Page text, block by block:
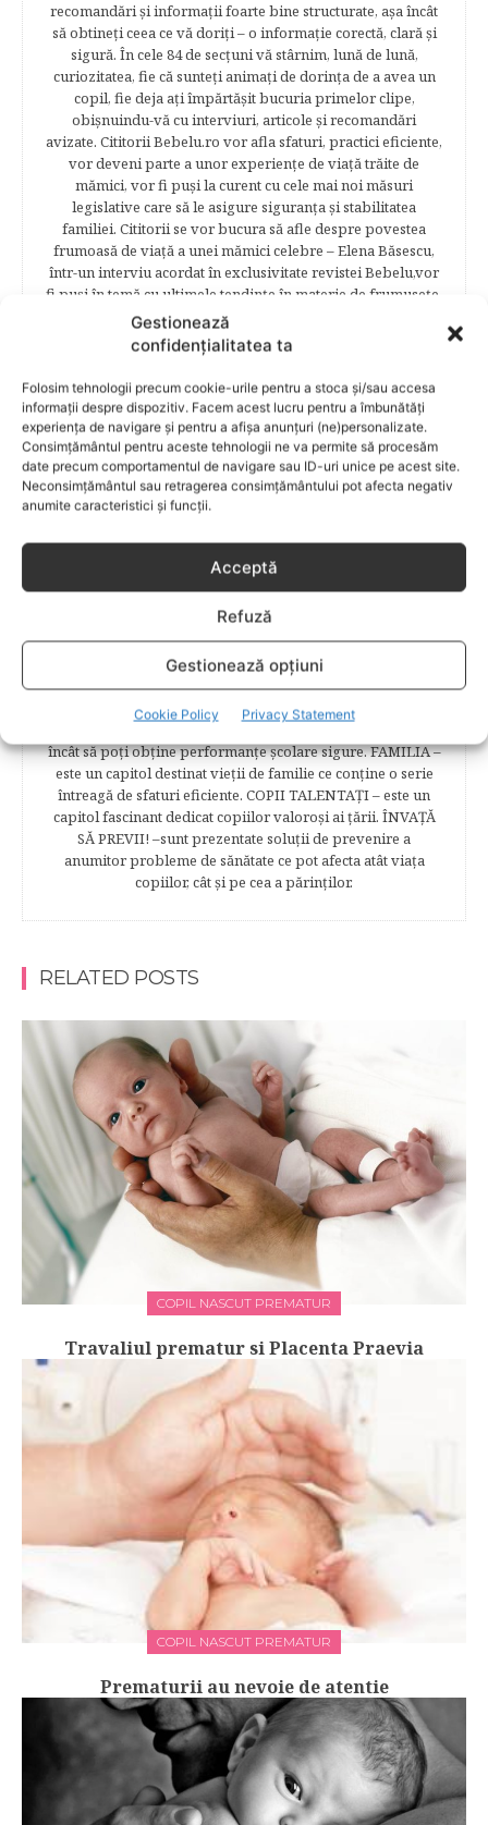
Gestionează
confidențialitatea ta
Folosim tehnologii precum cookie-urile pentru a stoca și/sau accesa
informații despre dispozitiv. Facem acest lucru pentru a îmbunătăți
experiența de navigare și pentru a afișa anunțuri (ne)personalizate.
Consimțământul pentru aceste tehnologii ne va permite să procesăm
date precum comportamentul de navigare sau ID-uri unice pe acest site.
Neconsimțământul sau retragerea consimțământului pot afecta negativ
anumite caracteristici și funcții.
Acceptă
Refuză
Gestionează opțiuni
Cookie Policy Privacy Statement
recomandări şi informaţii foarte bine structurate, aşa încât
să obtineţi ceea ce vă doriţi – o informaţie corectă, clară şi
sigură. În cele 84 de secțuni vă stârnim, lună de lună,
curiozitatea, fie că sunteţi animaţi de dorinţa de a avea un
copil, fie deja aţi împărtăşit bucuria primelor clipe,
obişnuindu-vă cu interviuri, articole şi recomandări
avizate. Cititorii Bebelu.ro vor afla sfaturi, practici eficiente,
vor deveni parte a unor experienţe de viaţă trăite de
mămici, vor fi puşi la curent cu cele mai noi măsuri
legislative care să le asigure siguranţa şi stabilitatea
familiei. Cititorii se vor bucura să afle despre povestea
frumoasă de viață a unei mămici celebre – Elena Băsescu,
într-un interviu acordat în exclusivitate revistei Bebelu,vor
fi puşi în temă cu ultimele tendinţe în materie de frumuseţe,
diete şi modă parcurgând atent şi rubricile permanente
începând cu: Rubrici: PĂRINŢI CELEBRI – Cele mai
cunoscute personalităţi mondene vor fi alături de tine
pentru a te îndruma, oferindu-ţi un sfat din experienţa lor
de părinte. SARCINA ŞI NAŞTEREA – este un capitol
destinat celor 9 luni de viaţă intrauterină. Vor fi prezentate
informaţii referitoare la simptomatologia primelor zile de
sarcină, evoluţia fătului pe parcursul celor nouă luni,
analize necesare, alimentaţie, sănătate, pregătire pentru
naştere. Tot aici puteti găsi informaţii preţioase dedicate
Alăptarea, scorul Apgar, îngrijirea bontului ombilical,
prima băiţă, diversificarea sunt doar câteva dintre cele mai
captivante subcategorii. COPILUL 1-6 ANI – este un capitol
dedicat creşterii şi îngrijirii copilului din primul an şi până
la vârsta şcolară. Mămicile vor reuşi să afle cum anume să
se descurce cu propriul copil, cum să îl îngrijească în aşa fel
încât să crească perfect sănătos. EDUCAŢIE – este un capitol
captivant în care poţi afla cum să îţi educi copilul în aşa fel
încât să poţi obţine performanţe şcolare sigure. FAMILIA –
este un capitol destinat vieţii de familie ce conţine o serie
întreagă de sfaturi eficiente. COPII TALENTAŢI – este un
capitol fascinant dedicat copiilor valoroși ai țării. ÎNVAŢĂ
SĂ PREVII! –sunt prezentate soluţii de prevenire a
anumitor probleme de sănătate ce pot afecta atât viaţa
copiilor, cât şi pe cea a părinţilor.
RELATED POSTS
COPIL NASCUT PREMATUR
Travaliul prematur si Placenta Praevia
COPIL NASCUT PREMATUR
Prematurii au nevoie de atentie